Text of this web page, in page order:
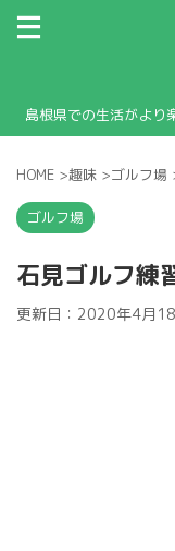
島根県での生活がより
HOME >趣味 >ゴルフ場
ゴルフ場
石見ゴルフ練
更新日： 2020年4月